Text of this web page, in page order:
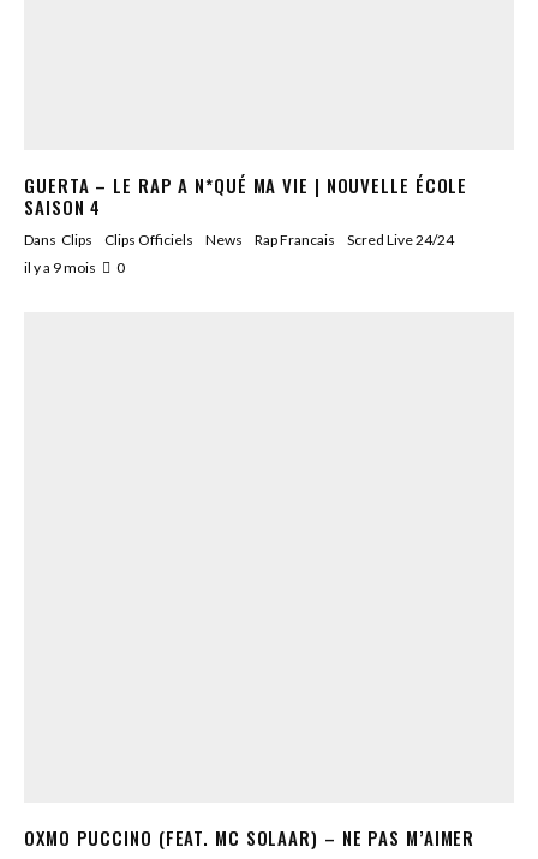
GUERTA – LE RAP A N*QUÉ MA VIE | NOUVELLE ÉCOLE
SAISON 4
Dans Clips Clips Officiels News Rap Francais
Scred Live 24/24
il y a 9 mois
0
OXMO PUCCINO (FEAT. MC SOLAAR) – NE PAS M’AIMER